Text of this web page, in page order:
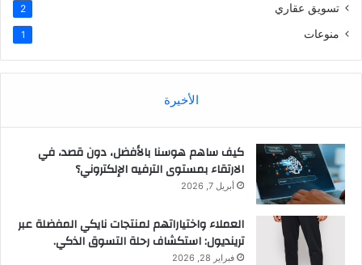
تسويق عقاري 2
منوعات 1
الأخيرة
كيف ساهم هوسنا بالأفضل، دون قصد، في
الارتقاء بمستوى الترفيه الإلكتروني؟
أبريل 7, 2026
العملاء واختياراتهم لمنتجات نايكي المفضلة عبر
ترينديول: استكشاف رحلة التسوق الذكي.
فبراير 28, 2026